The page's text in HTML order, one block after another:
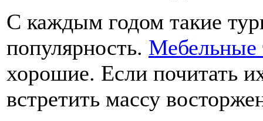
С каждым годом такие
популярность. Мебельные
хорошие. Если почитать
встретить массу